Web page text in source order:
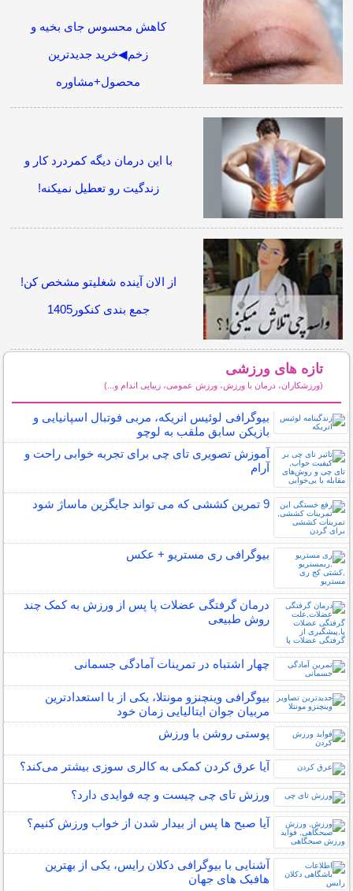
کاهش محسوس جای بخیه و
زخم◀خرید جدیدترین
محصول+مشاوره
با این درمان دیگه کمردرد کار و
زندگیت رو تعطیل نمیکنه!
از الان آینده شغلیتو مشخص کن!
جمع بندی کنکور1405
تازه های ورزشی
(ورزشکاران، درمان با ورزش، ورزش عمومی، زیبایی اندام و...)
بیوگرافی لوئیس انریکه، مربی فوتبال اسپانیایی و
بازیکن سابق ملقب به لوچو
آموزش تصویری تای چی برای تجربه خوابی راحت و
آرام
9 تمرین کششی که می تواند جایگزین ماساژ شود
بیوگرافی ری مستریو + عکس
درمان گرفتگی عضلات پا پس از ورزش به کمک چند
روش طبیعی
چهار اشتباه در تمرینات آمادگی جسمانی
بیوگرافی وینچنزو مونتلا، یکی از با استعدادترین
مربیان جوان ایتالیایی زمان خود
پوستی روشن با ورزش
آیا عرق کردن کمکی به کالری سوزی بیشتر می‌کند؟
ورزش تای چی چیست و چه فوایدی دارد؟
آیا صبح ها پس از بیدار شدن از خواب ورزش کنیم؟
آشنایی با بیوگرافی دکلان رایس، یکی از بهترین
هافبک های جهان